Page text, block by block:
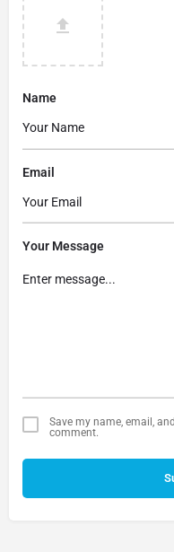
Name
Email
Your Message
Save my name, email,
comment.